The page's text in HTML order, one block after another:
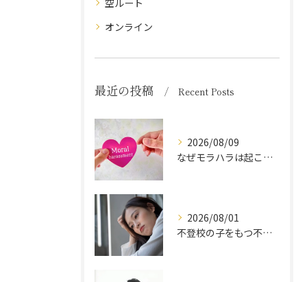
空ルート
オンライン
最近の投稿 Recent Posts
2026/08/09
なぜモラハラは起こる？加害者の心理と原因を徹底解説
2026/08/01
不登校の子をもつ不安な母親が自分を取り戻す方法